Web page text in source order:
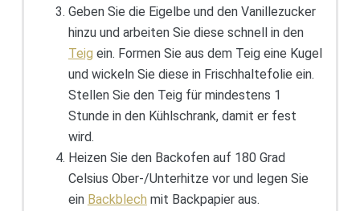
Geben Sie die Eigelbe und den Vanillezucker
hinzu und arbeiten Sie diese schnell in den
Teig ein. Formen Sie aus dem Teig eine Kugel
und wickeln Sie diese in Frischhaltefolie ein.
Stellen Sie den Teig für mindestens 1
Stunde in den Kühlschrank, damit er fest
wird.
Heizen Sie den Backofen auf 180 Grad
Celsius Ober-/Unterhitze vor und legen Sie
ein Backblech mit Backpapier aus.